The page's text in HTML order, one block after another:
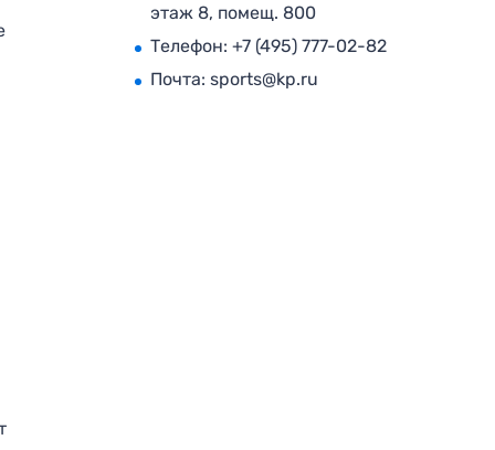
этаж 8, помещ. 800
Телефон: +7 (495) 777-02-82
Почта: sports@kp.ru